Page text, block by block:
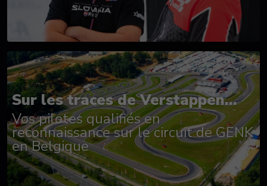
Sur les traces de Verstappen...
Vos pilotes qualifiés en
reconnaissance sur le circuit de GENK
en Belgique